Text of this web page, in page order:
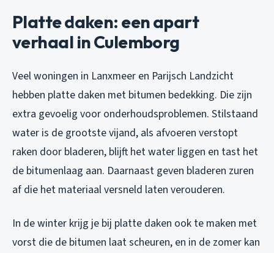
Platte daken: een apart
verhaal in Culemborg
Veel woningen in Lanxmeer en Parijsch Landzicht
hebben platte daken met bitumen bedekking. Die zijn
extra gevoelig voor onderhoudsproblemen. Stilstaand
water is de grootste vijand, als afvoeren verstopt
raken door bladeren, blijft het water liggen en tast het
de bitumenlaag aan. Daarnaast geven bladeren zuren
af die het materiaal versneld laten verouderen.
In de winter krijg je bij platte daken ook te maken met
vorst die de bitumen laat scheuren, en in de zomer kan